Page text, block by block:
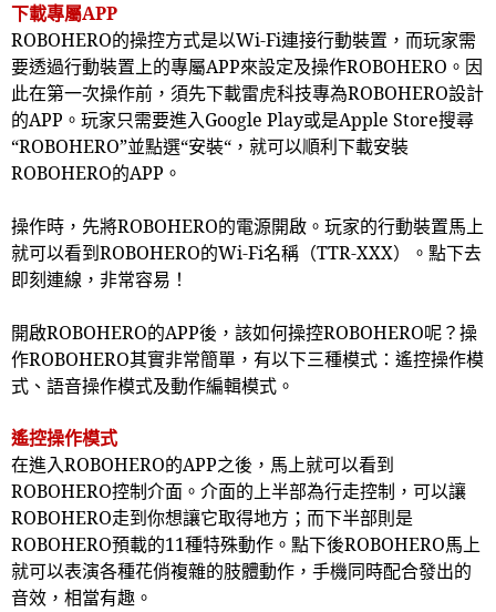
下載專屬APP
ROBOHERO的操控方式是以Wi-Fi連接行動裝置，而玩家需
要透過行動裝置上的專屬APP來設定及操作ROBOHERO 。因
此在第一次操作前，須先下載雷虎科技專為ROBOHERO設計
的APP 。玩家只需要進入Google Play或是Apple Store搜尋
“ROBOHERO”並點選“安裝“，就可以順利下載安裝
ROBOHERO的APP 。
操作時，先將ROBOHERO的電源開啟。玩家的行動裝置馬上
就可以看到ROBOHERO的Wi-Fi名稱（TTR-XXX）。點下去
即刻連線，非常容易！
開啟ROBOHERO的APP後，該如何操控ROBOHERO呢？操
作ROBOHERO其實非常簡單，有以下三種模式：遙控操作模
式、語音操作模式及動作編輯模式。
遙控操作模式
在進入ROBOHERO的APP之後，馬上就可以看到
ROBOHERO控制介面。介面的上半部為行走控制，可以讓
ROBOHERO走到你想讓它取得地方；而下半部則是
ROBOHERO預載的11種特殊動作。點下後ROBOHERO馬上
就可以表演各種花俏複雜的肢體動作，手機同時配合發出的
音效，相當有趣。